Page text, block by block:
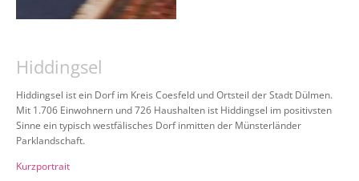
Hiddingsel
Hiddingsel ist ein Dorf im Kreis Coesfeld und Ortsteil der Stadt Dülmen.
Mit 1.706 Einwohnern und 726 Haushalten ist Hiddingsel im positivsten
Sinne ein typisch westfälisches Dorf inmitten der Münsterländer
Parklandschaft.
Kurzportrait